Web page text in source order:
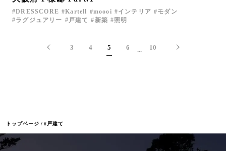
トップページ #戸建て
DRESSCORE Kartell moooi インテリア
モダン
ラグジュアリー
戸建て 新築 照明
3 4 5 6 ... 10